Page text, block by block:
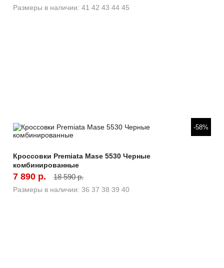
Размеры в наличии: 41 42 43 44 45
Быстрый просмотр -58%
Кроссовки Premiata Mase 5530 Черные
комбинированные
7 890 р. 18 590 р.
Размеры в наличии: 36 37 38 39 40